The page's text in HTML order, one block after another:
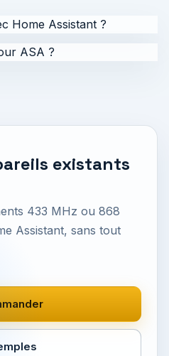
Home Assistant ?
ASA ?
existants
433 MHz ou 868
Assistant, sans tout